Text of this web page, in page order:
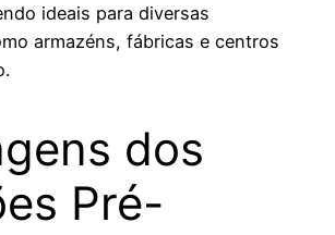
ideais para diversas
armazéns, fábricas e centros
dos
Pré-